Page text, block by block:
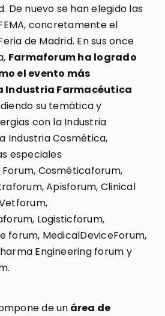
De nuevo se han elegido las
concretamente el
de Madrid. En sus once
Farmaforum ha logrado
el evento más
Industria Farmacéutica
su temática y
con la Industria
Industria Cosmética,
especiales
Cosméticaforum,
Apisforum, Clinical
Logisticforum,
forum, MedicalDeviceForum,
Engineering forum y
de un área de